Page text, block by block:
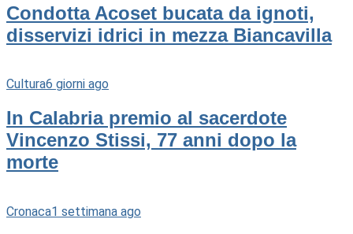
Condotta Acoset bucata da ignoti,
disservizi idrici in mezza Biancavilla
Cultura6 giorni ago
In Calabria premio al sacerdote
Vincenzo Stissi, 77 anni dopo la
morte
Cronaca1 settimana ago